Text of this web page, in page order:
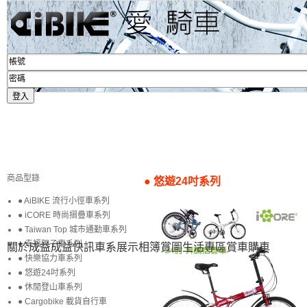
關於成益成益快訊車系展示相簿賞圖生活專區賞車購車
● 悠遊24吋系列
商品型錄
● AiBIKE 流行小徑車系列
● iCORE 時尚摺疊車系列
● Taiwan Top 城市通勤車系列
● 幸福親子車系列
● 快樂協力車系列
● 悠遊24吋系列
● 休閒登山車系列
● Cargobike 載貨自行車